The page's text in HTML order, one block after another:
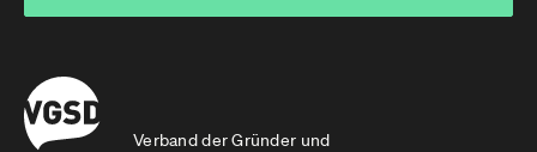
Verband der Gründer und